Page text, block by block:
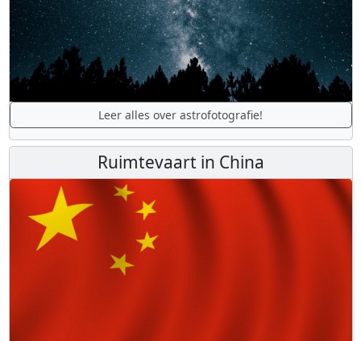
Leer alles over astrofotografie!
Ruimtevaart in China